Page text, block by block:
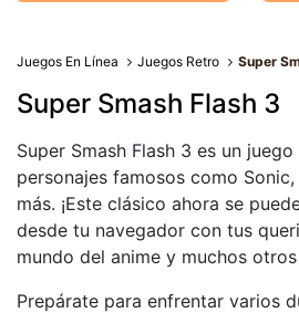
Juegos En Línea Juegos Retro Super
Super Smash Flash 3
Super Smash Flash 3 es un
personajes famosos como
más. ¡Este clásico ahora se
desde tu navegador con tus
mundo del anime y muchos
Prepárate para enfrentar varios